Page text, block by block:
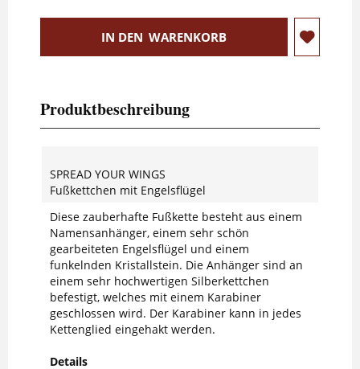
IN DEN WARENKORB
Produktbeschreibung
SPREAD YOUR WINGS
Fußkettchen mit Engelsflügel
Diese zauberhafte Fußkette besteht aus einem
Namensanhänger, einem sehr schön
gearbeiteten Engelsflügel und einem
funkelnden Kristallstein. Die Anhänger sind an
einem sehr hochwertigen Silberkettchen
befestigt, welches mit einem Karabiner
geschlossen wird. Der Karabiner kann in jedes
Kettenglied eingehakt werden.
Details